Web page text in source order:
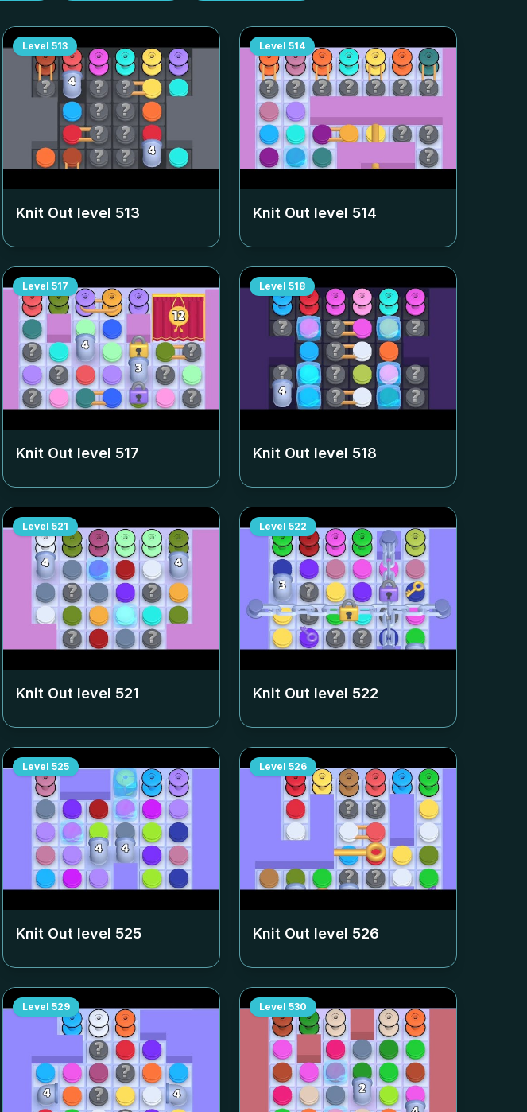
Level 513
Knit Out level 513
Level 514
Knit Out level 514
Level 517
Knit Out level 517
Level 518
Knit Out level 518
Level 521
Knit Out level 521
Level 522
Knit Out level 522
Level 525
Knit Out level 525
Level 526
Knit Out level 526
Level 529 Level 530